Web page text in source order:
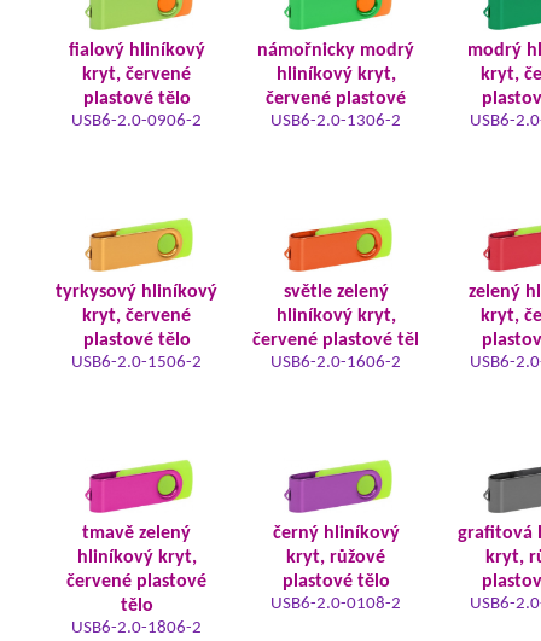
fialový hliníkový
kryt, červené
plastové tělo
USB6-2.0-0906-2
námořnicky modrý
hliníkový kryt,
červené plastové
USB6-2.0-1306-2
modrý
kryt,
USB6-
tyrkysový hliníkový
kryt, červené
plastové tělo
USB6-2.0-1506-2
světle zelený
hliníkový kryt,
červené plastové těl
USB6-2.0-1606-2
zelený
kryt,
USB6-
tmavě zelený
hliníkový kryt,
červené plastové
tělo
USB6-2.0-1806-2
černý hliníkový
kryt, růžové
plastové tělo
USB6-2.0-0108-2
grafitová
kryt,
USB6-